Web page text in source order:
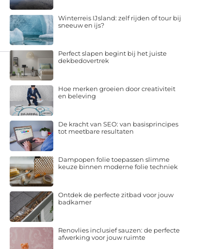
Winterreis IJsland: zelf rijden of tour bij
sneeuw en ijs?
Perfect slapen begint bij het juiste
dekbedovertrek
Hoe merken groeien door creativiteit
en beleving
De kracht van SEO: van basisprincipes
tot meetbare resultaten
Dampopen folie toepassen slimme
keuze binnen moderne folie techniek
Ontdek de perfecte zitbad voor jouw
badkamer
Renovlies inclusief sauzen: de perfecte
afwerking voor jouw ruimte